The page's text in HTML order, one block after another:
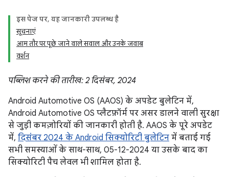
इस पेज पर, यह जानकारी उपलब्ध है
सूचनाएं
आम तौर पर पूछे जाने वाले सवाल और उनके जवाब
वर्शन
पब्लिश करने की तारीख: 2 दिसंबर, 2024
Android Automotive OS (AAOS) के अपडेट बुलेटिन में,
Android Automotive OS प्लैटफ़ॉर्म पर असर डालने वाली सुरक्षा
से जुड़ी कमज़ोरियों की जानकारी होती है. AAOS के पूरे अपडेट
में, दिसंबर 2024 के Android सिक्योरिटी बुलेटिन में बताई गई
सभी समस्याओं के साथ-साथ, 05-12-2024 या उसके बाद का
सिक्योरिटी पैच लेवल भी शामिल होता है.